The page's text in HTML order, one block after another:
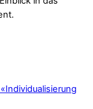
«Individualisierung